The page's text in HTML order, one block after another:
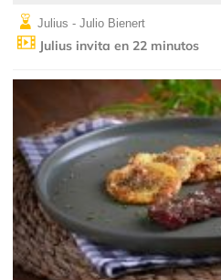
Julius - Julio Bienert
Julius invita en 22 minutos